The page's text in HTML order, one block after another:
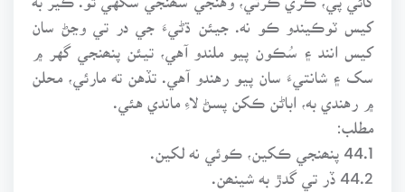
کيس ٽوڪيندو ڪو نه. جيئن ڌڻيءَ جي در تي وڃڻ سان
کيس انند ۽ سُڪون پيو ملندو آهي، تيئن پنھنجي گهر ۾
سک ۽ شانتيءَ سان پيو رهندو آهي. تڏهن ته مارئي، محلن
۾ رهندي به، اباڻن ڪکن پسڻ لاءِ ماندي هئي.
مطلب:
44.1 پنھنجي ڪکين، ڪوئي نه لکين.